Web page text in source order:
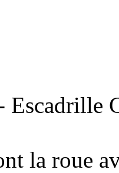
Escadrille
la roue